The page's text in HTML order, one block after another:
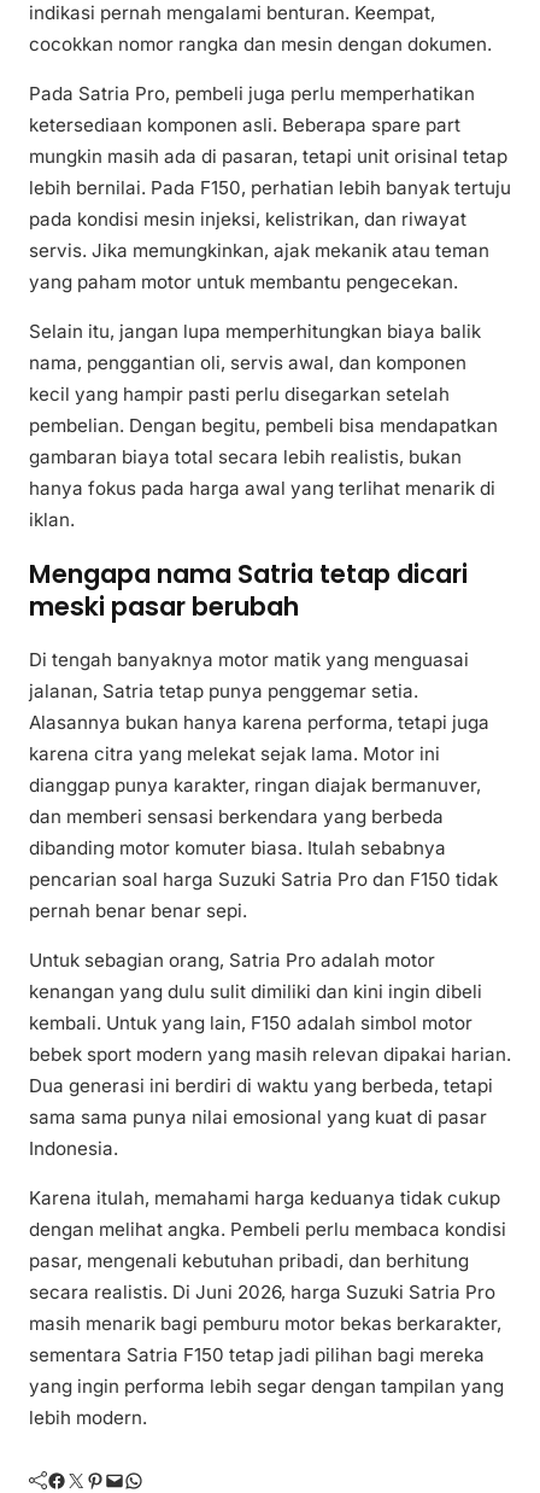
indikasi pernah mengalami benturan. Keempat,
cocokkan nomor rangka dan mesin dengan dokumen.
Pada Satria Pro, pembeli juga perlu memperhatikan
ketersediaan komponen asli. Beberapa spare part
mungkin masih ada di pasaran, tetapi unit orisinal tetap
lebih bernilai. Pada F150, perhatian lebih banyak tertuju
pada kondisi mesin injeksi, kelistrikan, dan riwayat
servis. Jika memungkinkan, ajak mekanik atau teman
yang paham motor untuk membantu pengecekan.
Selain itu, jangan lupa memperhitungkan biaya balik
nama, penggantian oli, servis awal, dan komponen
kecil yang hampir pasti perlu disegarkan setelah
pembelian. Dengan begitu, pembeli bisa mendapatkan
gambaran biaya total secara lebih realistis, bukan
hanya fokus pada harga awal yang terlihat menarik di
iklan.
Mengapa nama Satria tetap dicari
meski pasar berubah
Di tengah banyaknya motor matik yang menguasai
jalanan, Satria tetap punya penggemar setia.
Alasannya bukan hanya karena performa, tetapi juga
karena citra yang melekat sejak lama. Motor ini
dianggap punya karakter, ringan diajak bermanuver,
dan memberi sensasi berkendara yang berbeda
dibanding motor komuter biasa. Itulah sebabnya
pencarian soal harga Suzuki Satria Pro dan F150 tidak
pernah benar benar sepi.
Untuk sebagian orang, Satria Pro adalah motor
kenangan yang dulu sulit dimiliki dan kini ingin dibeli
kembali. Untuk yang lain, F150 adalah simbol motor
bebek sport modern yang masih relevan dipakai harian.
Dua generasi ini berdiri di waktu yang berbeda, tetapi
sama sama punya nilai emosional yang kuat di pasar
Indonesia.
Karena itulah, memahami harga keduanya tidak cukup
dengan melihat angka. Pembeli perlu membaca kondisi
pasar, mengenali kebutuhan pribadi, dan berhitung
secara realistis. Di Juni 2026, harga Suzuki Satria Pro
masih menarik bagi pemburu motor bekas berkarakter,
sementara Satria F150 tetap jadi pilihan bagi mereka
yang ingin performa lebih segar dengan tampilan yang
lebih modern.
Facebook Twitter Pinterest Mail WhatsApp